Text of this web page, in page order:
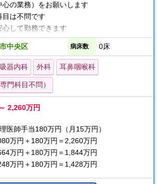
の業務）をお願いします
は不問です
して勤務できます
しっかり、残業ありません
で、週5日なら未経験でも年収2,000万円以上
。
リハリをつけた働き方を実現しませんか？
時無呼吸症候群の治療を全国で展開してい
院したクリニックになります。
め外来診察に慣れておきたいといったご希
修を行うことも可能ですのでご相談くださ
中央区 病床数 0床
器内科 外科 耳鼻咽喉科
門科目不問）
2,260万円
医師手当180万円（月15万円）
万円＋180万円＝2,260万円
万円＋180万円＝1,844万円
万円＋180万円＝1,428万円